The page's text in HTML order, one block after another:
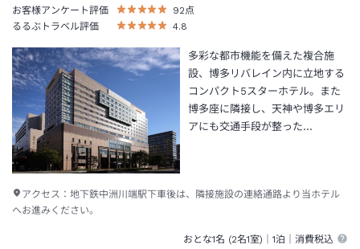
お客様アンケート評価
92点
るるぶトラベル評価
4.8
多彩な都市機能を備えた複合施
設、博多リバレイン内に立地する
コンパクト5スターホテル。また
博多座に隣接し、天神や博多エリ
アにも交通手段が整った…
アクセス： 地下鉄中洲川端駅下車後は、隣接施設の連絡通路より当ホテル
へお進みください。
おとな1名 (2名1室)｜1泊 ｜消費税込